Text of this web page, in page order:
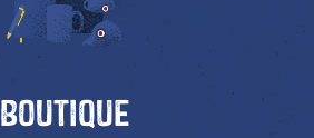
Boutique